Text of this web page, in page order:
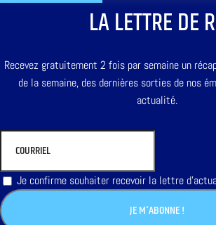
LA LETTRE DE
Recevez gratuitement 2 fois par semaine un
de la semaine, des dernières sorties de nos
actualité.
Je confirme souhaiter recevoir la lettre